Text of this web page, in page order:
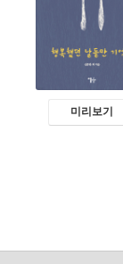
미리보기